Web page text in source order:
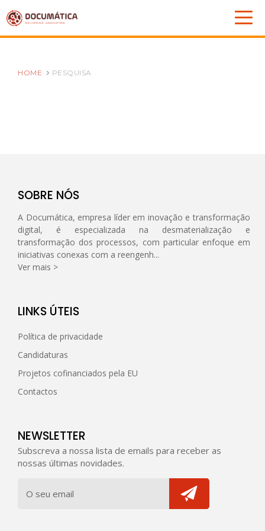
HOME PESQUISA
SOBRE NÓS
A Documática, empresa líder em inovação e transformação
digital, é especializada na desmaterialização e
transformação dos processos, com particular enfoque em
iniciativas conexas com a reengenh...
Ver mais >
LINKS ÚTEIS
Política de privacidade
Candidaturas
Projetos cofinanciados pela EU
Contactos
NEWSLETTER
Subscreva a nossa lista de emails para receber as
nossas últimas novidades.